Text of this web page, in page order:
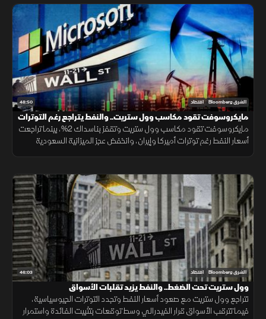
48:50 الشرق Bloomberg اقتصاد
مايكروسوفت تقود مكاسب وول ستريت.. والنفط يتراجع رغم التوترات
مايكروسوفت تقود مكاسب وول ستريت وتقفز بناسداك 2%، بينما تراجعت
أسعار النفط رغم توترات أميركا وإيران، وانخفض عجز الميزانية السعودية
46:03 الشرق Bloomberg اقتصاد
وول ستريت تحت الضغط.. والنفط يزيد تقلبات الأسواق
تتراجع وول ستريت مع صعود أسعار النفط وتجدد التوترات الجيوسياسية،
فيما تترقب الأسواق قرار الفيدرالي وسط توقعات بتثبيت الفائدة واستمرار